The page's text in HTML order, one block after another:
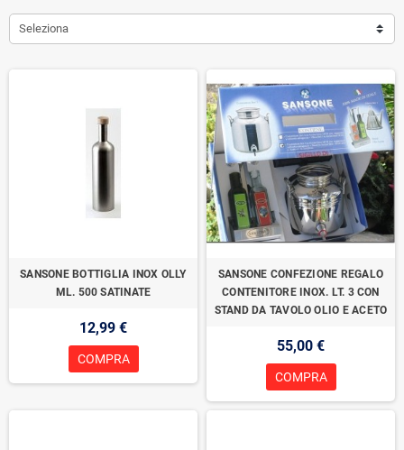
Seleziona
SANSONE BOTTIGLIA INOX OLLY
ML. 500 SATINATE
12,99 €
COMPRA
SANSONE CONFEZIONE REGALO
CONTENITORE INOX. LT. 3 CON
STAND DA TAVOLO OLIO E ACETO
55,00 €
COMPRA